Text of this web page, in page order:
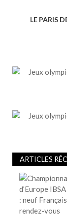
i
d
e
LE PARIS
ARTICLES